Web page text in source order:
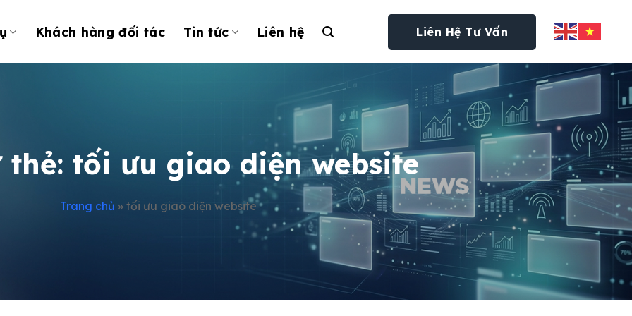
Khách hàng đối tác Tin tức Liên hệ Liên Hệ Tư Vấn
thẻ: tối ưu giao diện website
Trang chủ » tối ưu giao diện website